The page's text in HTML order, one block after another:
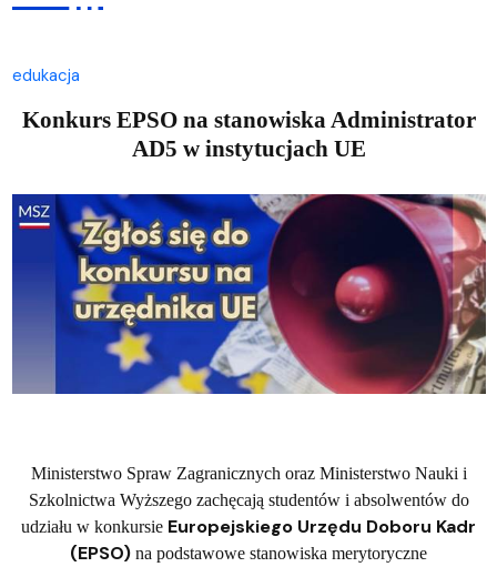
edukacja
Konkurs EPSO na stanowiska Administrator
AD5 w instytucjach UE
Ministerstwo Spraw Zagranicznych oraz Ministerstwo Nauki i
Szkolnictwa Wyższego zachęcają studentów i absolwentów do
udziału w konkursie Europejskiego Urzędu Doboru Kadr
(EPSO) na podstawowe stanowiska merytoryczne